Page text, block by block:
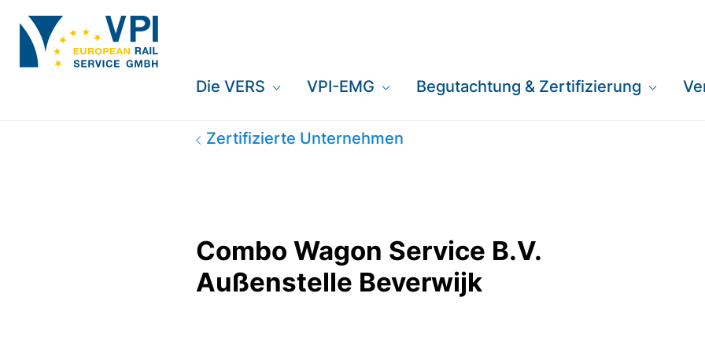
Die VERS VPI-EMG Begutachtung & Zertifizierung
Zertifizierte Unternehmen
Combo Wagon Service B.V.
Combo Wagon Service B.V.
Außenstelle Beverwijk